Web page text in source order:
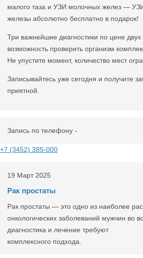
малого таза и УЗИ молочных желез —
железы абсолютно бесплатно в подарок!
Три важнейшие диагностики по цене
возможность проверить организм
Не упустите момент, количество мест
Записывайтесь уже сегодня и получите
приятной.
Запись по телефону -
+7 (3452) 385-000
19 Март 2025
Рак простаты
Рак простаты — это одно из наиболее
онкологических заболеваний мужчин во
диагностика и лечение требуют
комплексного подхода.